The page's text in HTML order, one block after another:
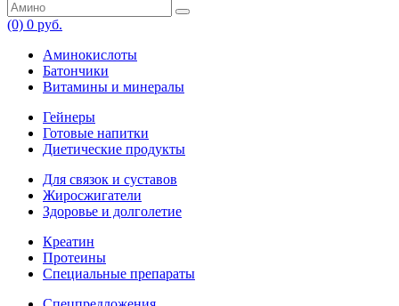
(0) 0 руб.
Аминокислоты
Батончики
Витамины и минералы
Гейнеры
Готовые напитки
Диетические продукты
Для связок и суставов
Жиросжигатели
Здоровье и долголетие
Креатин
Протеины
Специальные препараты